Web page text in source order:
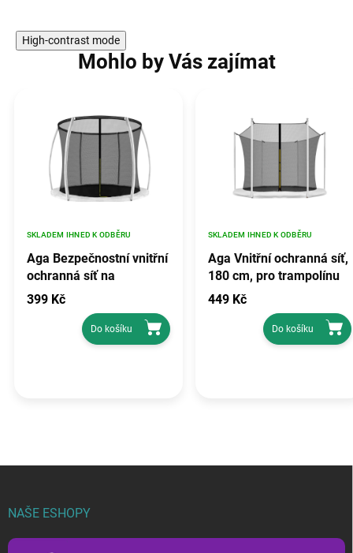
High-contrast mode
Mohlo by Vás zajímat
Aga Bezpečnostní vnitřní
ochranná síť na
trampolínu 180 cm,
SKLADEM IHNED K ODBĚRU
399 Kč
Do košíku
Aga Vnitřní ochranná síť,
180 cm, pro trampolínu
1,8 m, Černá
SKLADEM IHNED K ODBĚRU
449 Kč
Do košíku
NAŠE ESHOPY